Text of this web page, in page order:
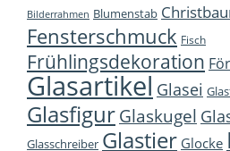
Bilderrahmen Blumenstab
Fensterschmuck Fisch
Frühlingsdekoration
Glasartikel Glasei
Glasfigur Glaskugel
Glasschreiber Glastier Glocke